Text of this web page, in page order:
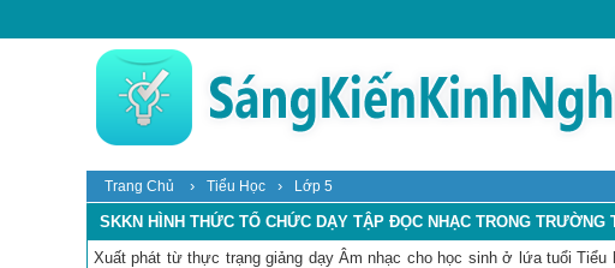
Trang Chủ › Tiểu Học › Lớp 5
SKKN HÌNH THỨC TỔ CHỨC DẠY TẬP ĐỌC NHẠC TRONG TRƯỜNG
Xuất phát từ thực trạng giảng dạy Âm nhạc cho học sinh ở lứa tuổi